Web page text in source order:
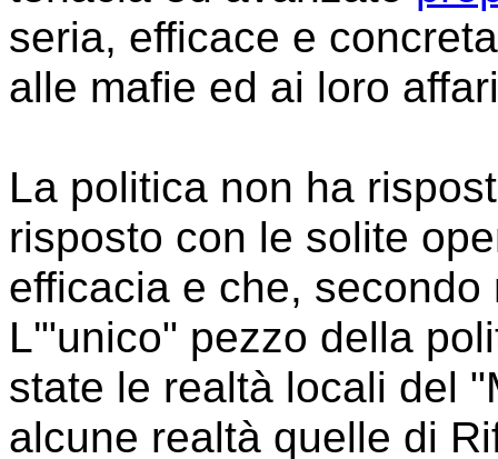
seria, efficace e
alle mafie ed ai loro
La politica non ha
risposto con le solite
efficacia e che,
L'"unico" pezzo della
state le realtà locali del
alcune realtà quelle di